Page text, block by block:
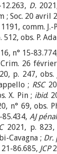
D.
; Soc. 20 avril
comm. J.-
512, obs. P.
n° 15-
26
p. 247, obs.
; RSC
X. Pin ; ibid.
n° 69, obs.
AJ pénal
2021, p. 823,
Cavagna ; Dr.
86.685, JCP